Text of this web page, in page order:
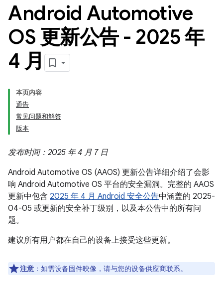
Android Automotive
OS 更新公告 - 2025 年
4 月
本页内容
通告
常见问题和解答
版本
发布时间：2025 年 4 月 7 日
Android Automotive OS (AAOS) 更新公告详细介绍了会影
响 Android Automotive OS 平台的安全漏洞。完整的 AAOS
更新中包含 2025 年 4 月 Android 安全公告中涵盖的 2025-
04-05 或更新的安全补丁级别，以及本公告中的所有问
题。
建议所有用户都在自己的设备上接受这些更新。
注意 ：如需设备固件映像，请与您的设备供应商联系。